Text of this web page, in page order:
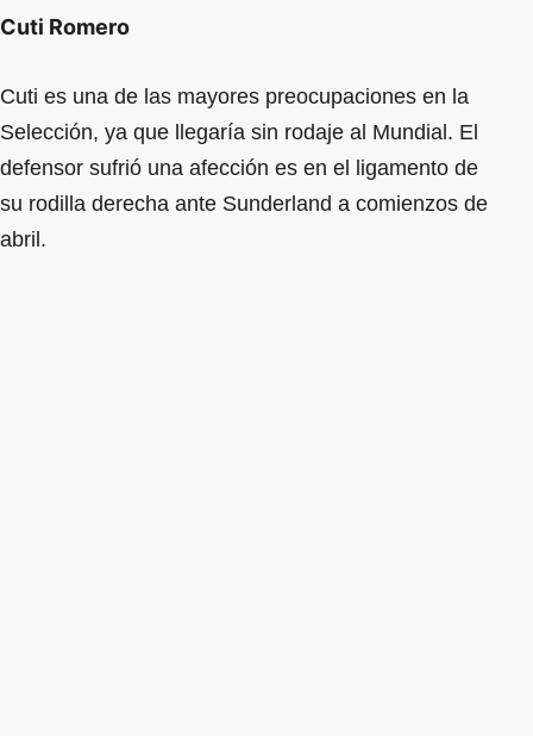
Cuti Romero
Cuti es una de las mayores preocupaciones en la
Selección, ya que llegaría sin rodaje al Mundial. El
defensor sufrió una afección es en el ligamento de
su rodilla derecha ante Sunderland a comienzos de
abril.